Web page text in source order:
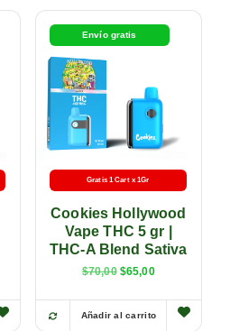
Envío gratis
Gratis 1 Cart x 1Gr
Cookies Hollywood
Vape THC 5 gr |
THC-A Blend Sativa
$70,00 $65,00
Añadir al carrito